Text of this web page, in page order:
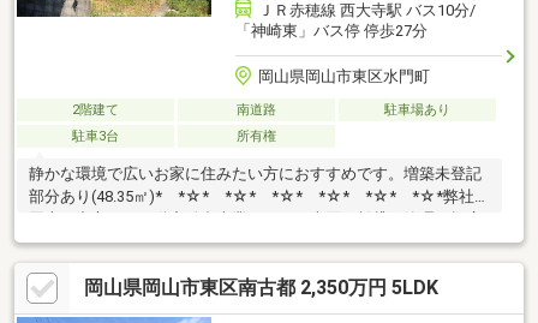
ＪＲ赤穂線 西大寺駅 バス10分/
「神崎東」バス停 停歩27分
岡山県岡山市東区水門町
2階建て 南道路
駐車場あり
駐車3台
所有権
静かな環境で広いお家に住みたい方におすすめです。増築未登記
部分あり(48.35㎡)* *☆* *☆* *☆* *☆* *☆* *☆*弊社は
くお客様にサービスをお届けしております！購入・買い替え・購
入+リノベーションについて、どんな些細なことでもお気軽にお
問い合わせください。お客様のご希望にあわせて様々なリノベー
ションも可能です。また売却をお考えの方なども安心してお任せ
岡山県岡山市東区南古都 2,350万円 5LDK